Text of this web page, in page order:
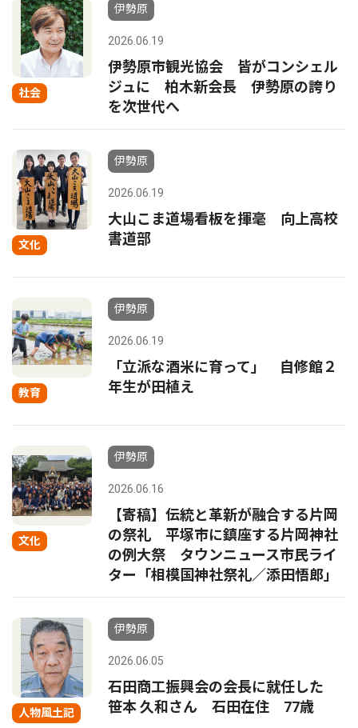
社会
伊勢原
2026.06.19
伊勢原市観光協会 皆がコンシェル
ジュに 柏木新会長 伊勢原の誇り
を次世代へ
文化
伊勢原
2026.06.19
大山こま道場看板を揮毫 向上高校
書道部
教育
伊勢原
2026.06.19
「立派な酒米に育って」 自修館２
年生が田植え
文化
伊勢原
2026.06.16
【寄稿】伝統と革新が融合する片岡
の祭礼 平塚市に鎮座する片岡神社
の例大祭 タウンニュース市民ライ
ター「相模国神社祭礼／添田悟郎」
人物風土記
伊勢原
2026.06.05
石田商工振興会の会長に就任した
笹本 久和さん 石田在住 77歳